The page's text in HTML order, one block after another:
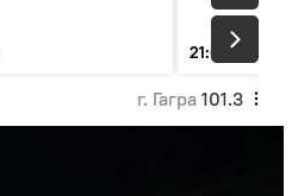
21:00
г. Гагра 101.3